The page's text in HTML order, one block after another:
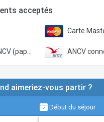
acceptés
Carte
(papier) ANCV
aimeriez-vous partir ?
Début du séjour